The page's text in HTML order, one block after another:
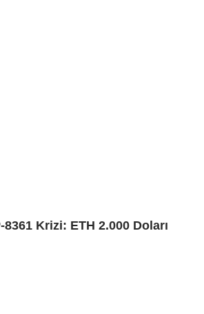
8361 Krizi: ETH 2.000 Doları